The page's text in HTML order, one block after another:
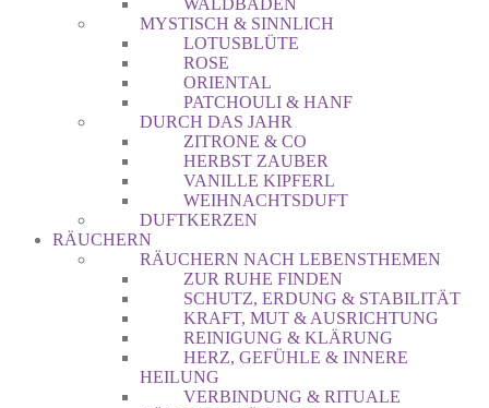
WALDBADEN
MYSTISCH & SINNLICH
LOTUSBLÜTE
ROSE
ORIENTAL
PATCHOULI & HANF
DURCH DAS JAHR
ZITRONE & CO
HERBST ZAUBER
VANILLE KIPFERL
WEIHNACHTSDUFT
DUFTKERZEN
RÄUCHERN
RÄUCHERN NACH LEBENSTHEMEN
ZUR RUHE FINDEN
SCHUTZ, ERDUNG & STABILITÄT
KRAFT, MUT & AUSRICHTUNG
REINIGUNG & KLÄRUNG
HERZ, GEFÜHLE & INNERE
HEILUNG
VERBINDUNG & RITUALE